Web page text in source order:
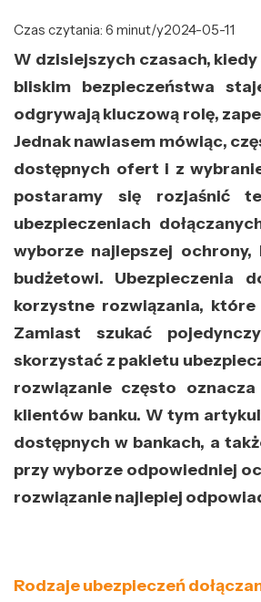
Czas czytania: 6 minut/y2024-05-11
W dzisiejszych czasach,
bliskim bezpieczeństwa
odgrywają kluczową rolę,
Jednak nawiasem mówiąc,
dostępnych ofert i z
postaramy się rozjaśnić
ubezpieczeniach
wyborze najlepszej
budżetowi. Ubezpieczenia
korzystne rozwiązania,
Zamiast szukać
skorzystać z pakietu
rozwiązanie często
klientów banku. W tym
dostępnych w bankach, a
przy wyborze odpowiedniej
rozwiązanie najlepiej
Rodzaje ubezpieczeń